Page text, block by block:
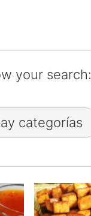
your search:
categorías